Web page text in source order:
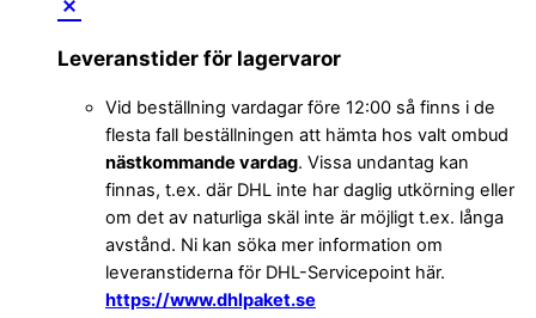
Leveranstider för lagervaror
Vid beställning vardagar före 12:00 så finns i de
flesta fall beställningen att hämta hos valt ombud
nästkommande vardag. Vissa undantag kan
finnas, t.ex. där DHL inte har daglig utkörning eller
om det av naturliga skäl inte är möjligt t.ex. långa
avstånd. Ni kan söka mer information om
leveranstiderna för DHL-Servicepoint här.
https://www.dhlpaket.se